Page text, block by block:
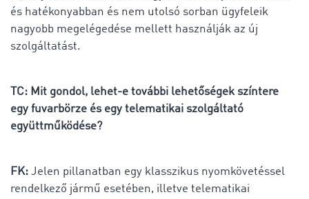
és hatékonyabban és nem utolsó sorban ügyfeleik
nagyobb megelégedése mellett használják az új
szolgáltatást.
TC: Mit gondol, lehet-e további lehetőségek színtere
egy fuvarbörze és egy telematikai szolgáltató
együttműködése?
FK: Jelen pillanatban egy klasszikus nyomkövetéssel
rendelkező jármű esetében, illetve telematikai